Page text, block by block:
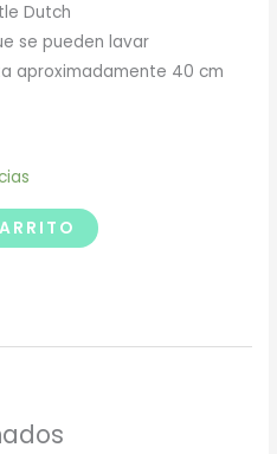
Dutch
se pueden lavar
aproximadamente 40 cm